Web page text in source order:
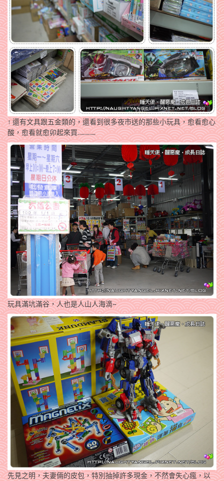
↑ 還有文具跟五金類的，還看到很多夜市送的那些小玩具，愈看愈心
酸，愈看就愈卯起來買………..
玩具滿坑滿谷，人也是人山人海滴~
先見之明，夫妻倆的皮包，特別抽掉許多現金，不然會失心瘋，以